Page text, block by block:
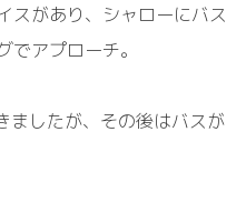
スがあり、 シャローにバス
アプローチ。
ましたが、その後はバスが